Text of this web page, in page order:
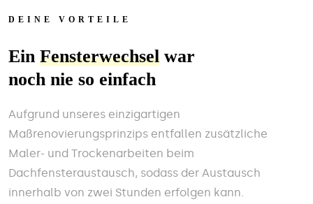
DEINE VORTEILE
Ein Fensterwechsel war
noch nie so einfach
Aufgrund unseres einzigartigen
Maßrenovierungsprinzips entfallen zusätzliche
Maler- und Trockenarbeiten beim
Dachfensteraustausch, sodass der Austausch
innerhalb von zwei Stunden erfolgen kann.